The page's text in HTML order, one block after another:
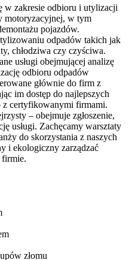
w zakresie odbioru i utylizacji
motoryzacyjnej, w tym
pojazdów.
odpadów takich jak
chłodziwa czy czyściwa.
usługi obejmującej analizę
odbioru odpadów
głównie do firm z
im dostęp do najlepszych
z certyfikowanymi firmami.
– obejmuje zgłoszenie,
usługi. Zachęcamy warsztaty
do skorzystania z naszych
i ekologiczny zarządzać